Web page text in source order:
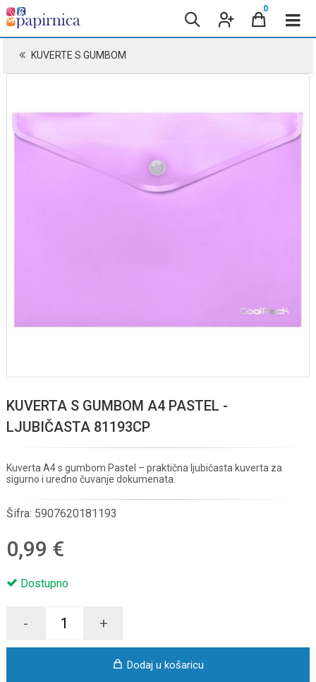
0
KUVERTE S GUMBOM
KUVERTA S GUMBOM A4 PASTEL -
LJUBIČASTA 81193CP
Kuverta A4 s gumbom Pastel – praktična ljubičasta kuverta za
sigurno i uredno čuvanje dokumenata.
Šifra: 5907620181193
0,99 €
Dostupno
- +
Dodaj u košaricu